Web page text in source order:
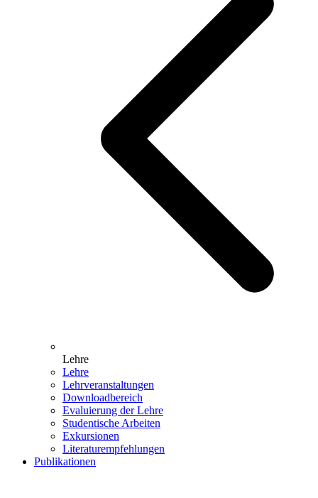
Lehre
Lehre
Lehrveranstaltungen
Downloadbereich
Evaluierung der Lehre
Studentische Arbeiten
Exkursionen
Literaturempfehlungen
Publikationen